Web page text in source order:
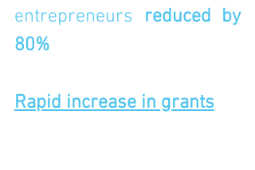
entrepreneurs reduced by
80%
Rapid increase in grants